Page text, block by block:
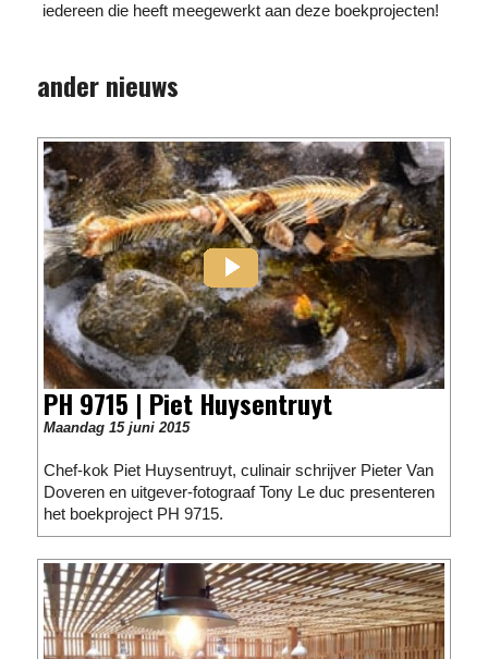
iedereen die heeft meegewerkt aan deze boekprojecten!
ander nieuws
PH 9715 | Piet Huysentruyt
Maandag 15 juni 2015
Chef-kok Piet Huysentruyt, culinair schrijver Pieter Van
Doveren en uitgever-fotograaf Tony Le duc presenteren
het boekproject PH 9715.